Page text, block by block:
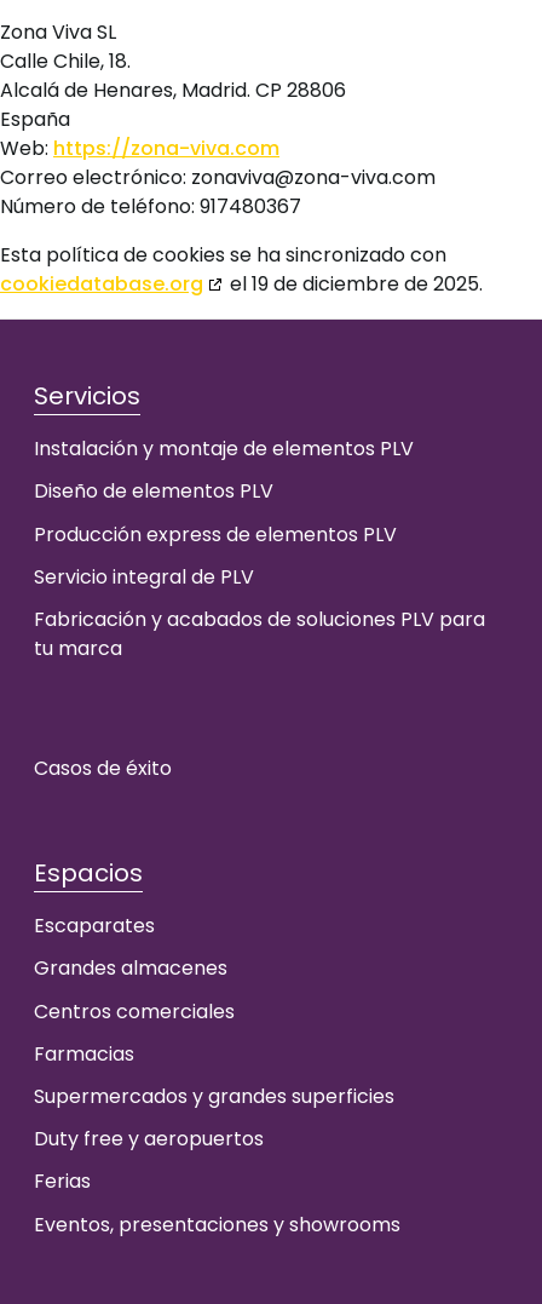
Zona Viva SL
Calle Chile, 18.
Alcalá de Henares, Madrid. CP 28806
España
Web: https://zona-viva.com
Correo electrónico: zonaviva@zona-viva.com
Número de teléfono: 917480367
Esta política de cookies se ha sincronizado con
cookiedatabase.org
el 19 de diciembre de 2025.
Servicios
Instalación y montaje de elementos PLV
Diseño de elementos PLV
Producción express de elementos PLV
Servicio integral de PLV
Fabricación y acabados de soluciones PLV para
tu marca
Casos de éxito
Espacios
Escaparates
Grandes almacenes
Centros comerciales
Farmacias
Supermercados y grandes superficies
Duty free y aeropuertos
Ferias
Eventos, presentaciones y showrooms